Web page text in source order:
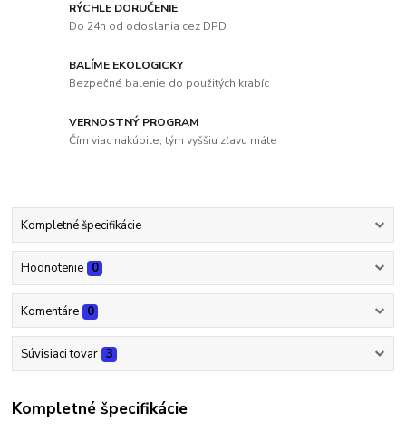
RÝCHLE DORUČENIE
Do 24h od odoslania cez DPD
BALÍME EKOLOGICKY
Bezpečné balenie do použitých krabíc
VERNOSTNÝ PROGRAM
Čím viac nakúpite, tým vyššiu zľavu máte
Kompletné špecifikácie
Hodnotenie 0
Komentáre 0
Súvisiaci tovar 3
Kompletné špecifikácie